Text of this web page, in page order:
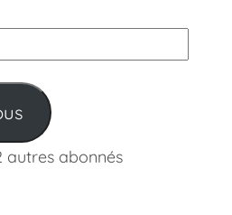
autres abonnés